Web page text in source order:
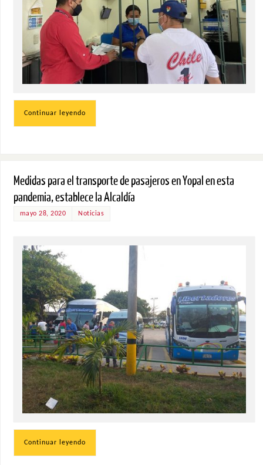
Continuar leyendo
Medidas para el transporte de pasajeros en Yopal en esta
pandemia, establece la Alcaldía
mayo 28, 2020 Noticias
Continuar leyendo